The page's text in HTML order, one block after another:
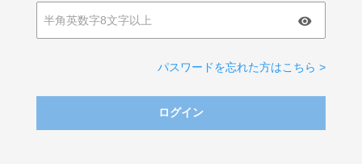
パスワードを忘れた方はこちら >
ログイン